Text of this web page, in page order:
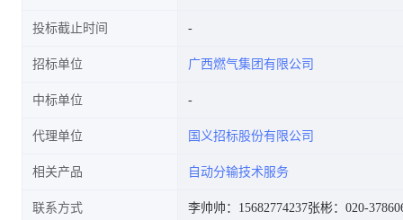
投标截止时间
招标单位 广西燃气集团有限公司
中标单位
代理单位 国义招标股份有限公司
相关产品 自动分输技术服务
联系方式 李帅帅：15682774237张彬：020-